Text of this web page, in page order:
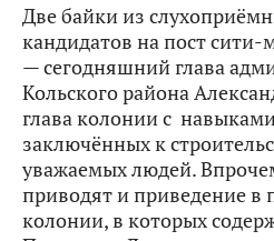
Две байки из
кандидатов на пост
— сегодняшний глава
Кольского района
глава колонии с
заключённых к
уважаемых людей.
приводят и приведение
колонии, в которых